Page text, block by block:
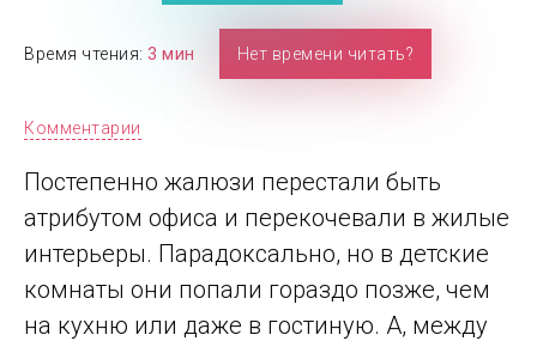
Время чтения: 3 мин Нет времени читать?
Комментарии
Постепенно жалюзи перестали быть
атрибутом офиса и перекочевали в жилые
интерьеры. Парадоксально, но в детские
комнаты они попали гораздо позже, чем
на кухню или даже в гостиную. А, между